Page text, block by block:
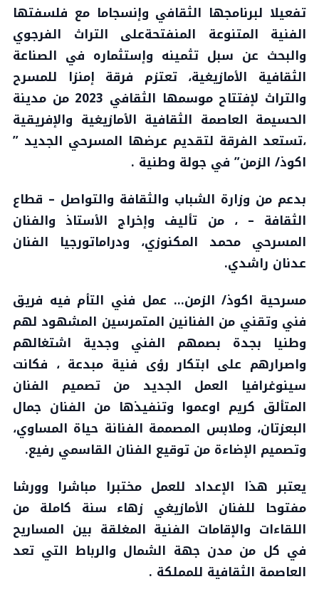
تفعيلا لبرنامجها الثقافي وإنسجاما مع فلسفتها
الفنية المتنوعة المنفتحةعلى التراث الفرجوي
والبحث عن سبل تثمينه وإستثماره في الصناعة
الثقافية الأمازيغية،تعتزم فرقة إمنزا للمسرح
والتراث لإفتتاح موسمها الثقافي 2023 من مدينة
الحسيمة العاصمة الثقافية الأمازيغية والإفريقية
،تستعد الفرقة لتقديم عرضها المسرحي الجديد ”
اكوذ/ الزمن” في جولة وطنية .
بدعم من وزارة الشباب والثقافة والتواصل – قطاع
الثقافة – ، من تأليف وإخراج الأستاذ والفنان
المسرحي محمد المكنوزي، ودراماتورجيا الفنان
عدنان راشدي.
مسرحية اكوذ/ الزمن… عمل فني التأم فيه فريق
فني وتقني من الفنانين المتمرسين المشهود لهم
وطنيا بجدة بصمهم الفني وجدية اشتغالهم
واصرارهم على ابتكار رؤى فنية مبدعة ، فكانت
سينوغرافيا العمل الجديد من تصميم الفنان
المتألق كريم اوعموا وتنفيذها من الفنان جمال
البعزتان، وملابس المصممة الفنانة حياة المساوي،
وتصميم الإضاءة من توقيع الفنان القاسمي رفيع.
يعتبر هذا الإعداد للعمل مختبرا مباشرا وورشا
مفتوحا للفنان الأمازيغي زهاء سنة كاملة من
اللقاءات والإقامات الفنية المغلقة بين المساريح
في كل من مدن جهة الشمال والرباط التي تعد
العاصمة الثقافية للمملكة .